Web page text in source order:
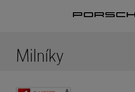
Milníky